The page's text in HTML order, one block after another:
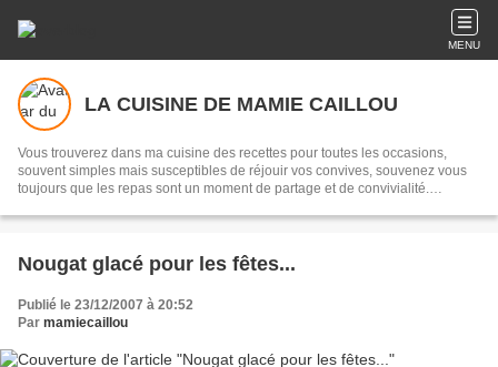
MENU
LA CUISINE DE MAMIE CAILLOU
Vous trouverez dans ma cuisine des recettes pour toutes les occasions,
souvent simples mais susceptibles de réjouir vos convives, souvenez vous
toujours que les repas sont un moment de partage et de convivialité.
Nougat glacé pour les fêtes...
Publié le 23/12/2007 à 20:52
Par mamiecaillou